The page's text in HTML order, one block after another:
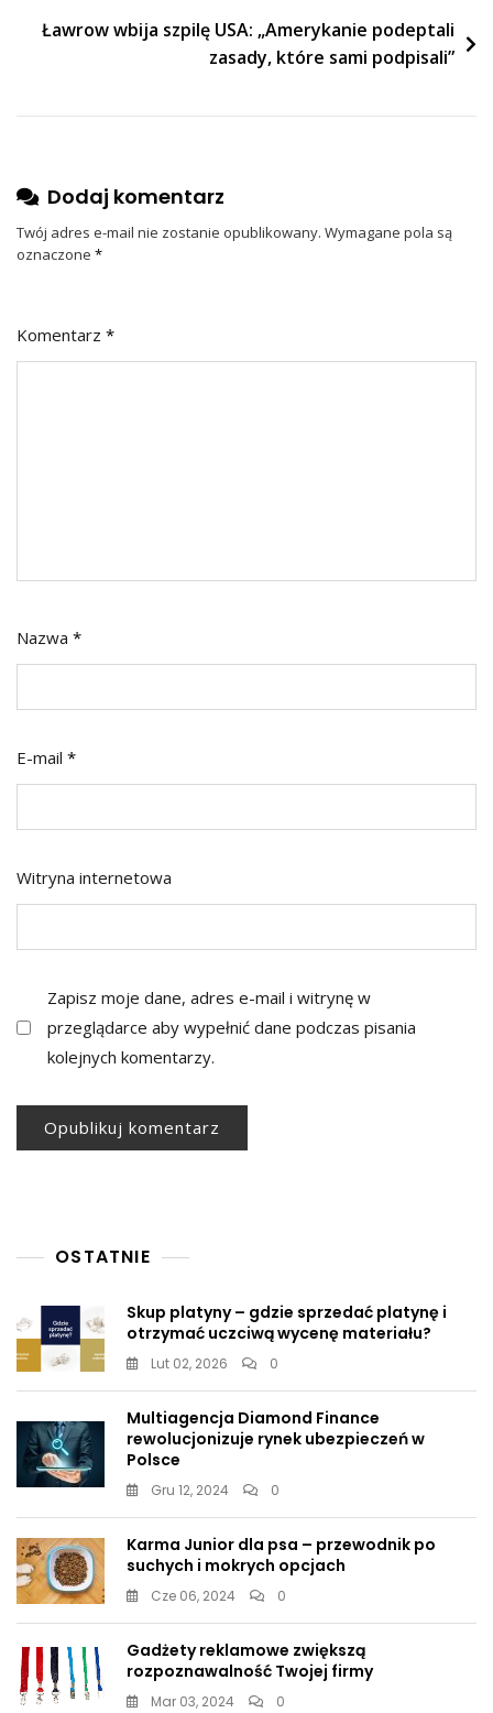
Ławrow wbija szpilę USA: „Amerykanie podeptali
zasady, które sami podpisali”
Dodaj komentarz
Twój adres e-mail nie zostanie opublikowany. Wymagane pola są
oznaczone *
Komentarz *
Nazwa *
E-mail *
Witryna internetowa
Zapisz moje dane, adres e-mail i witrynę w
przeglądarce aby wypełnić dane podczas pisania
kolejnych komentarzy.
OSTATNIE
Skup platyny – gdzie sprzedać platynę i
otrzymać uczciwą wycenę materiału?
Lut 02, 2026 0
Multiagencja Diamond Finance
rewolucjonizuje rynek ubezpieczeń w
Polsce
Gru 12, 2024 0
Karma Junior dla psa – przewodnik po
suchych i mokrych opcjach
Cze 06, 2024 0
Gadżety reklamowe zwiększą
rozpoznawalność Twojej firmy
Mar 03, 2024 0